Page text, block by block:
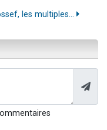
les multiples...